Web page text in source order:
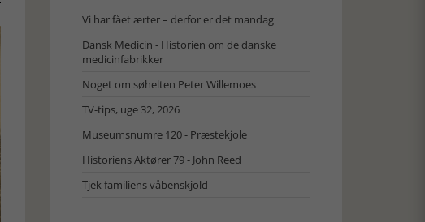
Vi har fået ærter – derfor er det mandag
Dansk Medicin - Historien om de danske
medicinfabrikker
Noget om søhelten Peter Willemoes
TV-tips, uge 32, 2026
Museumsnumre 120 - Præstekjole
Historiens Aktører 79 - John Reed
Tjek familiens våbenskjold